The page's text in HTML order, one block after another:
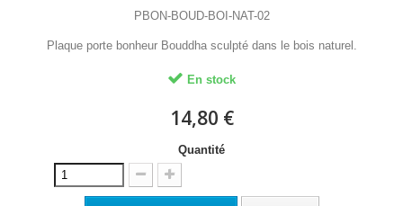
PBON-BOUD-BOI-NAT-02
Plaque porte bonheur Bouddha sculpté dans le bois naturel.
En stock
14,80 €
Quantité